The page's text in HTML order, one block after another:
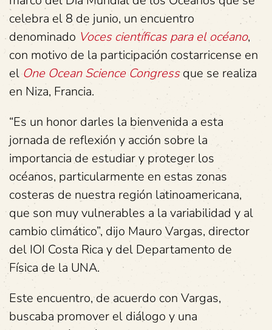
celebra el 8 de junio, un encuentro
denominado Voces científicas para el océano,
con motivo de la participación costarricense en
el One Ocean Science Congressque se realiza
en Niza, Francia.
“Es un honor darles la bienvenida a esta
jornada de reflexión y acción sobre la
importancia de estudiar y proteger los
océanos, particularmente en estas zonas
costeras de nuestra región latinoamericana,
que son muy vulnerables a la variabilidad y al
cambio climático”, dijo Mauro Vargas, director
del IOI Costa Rica y del Departamento de
Física de la UNA.
Este encuentro, de acuerdo con Vargas,
buscaba promover el diálogo y una